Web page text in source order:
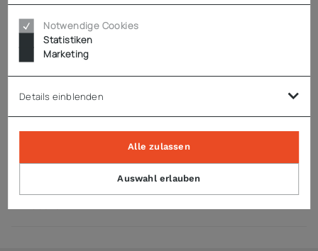
Wasserzulaufschlauch
Wasserablaufschlauch
Eisschaufel
Technische Daten
Notwendige Cookies
Statistiken
Marketing
Details einblenden
Auswahl erlauben
Alle zulassen